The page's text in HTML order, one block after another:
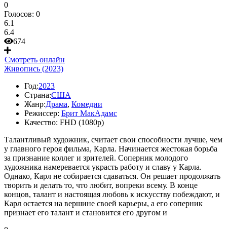
0
Голосов: 0
6.1
6.4
674
Смотреть онлайн
Живопись (2023)
Год:2023
Страна:США
Жанр:Драма, Комедии
Режиссер: Брит МакАдамс
Качество: FHD (1080p)
Талантливый художник, считает свои способности лучше, чем
у главного героя фильма, Карла. Начинается жестокая борьба
за признание коллег и зрителей. Соперник молодого
художника намеревается украсть работу и славу у Карла.
Однако, Карл не собирается сдаваться. Он решает продолжать
творить и делать то, что любит, вопреки всему. В конце
концов, талант и настоящая любовь к искусству побеждают, и
Карл остается на вершине своей карьеры, а его соперник
признает его талант и становится его другом и